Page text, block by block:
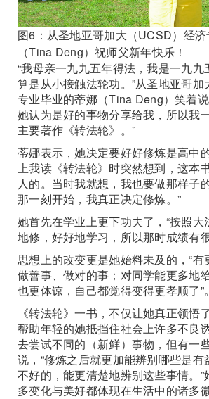
图6：从圣地亚哥加大（UCSD）经
（Tina Deng）祝师父新年快乐！
“我母亲一九九五年得法，我是一九
算是从小接触法轮功。”从圣地亚哥
专业毕业的蒂娜（Tina Deng）笑着
她认为是好的事物分享给我，所以我
主要著作《转法轮》。”
蒂娜表示，她决定要好好修炼是高中
上我读《转法轮》时突然想到，这本
人的。当时我就想，我也要做那样子
那一刻开始，我真正决定修炼。”
她首先在学业上更下功夫了，“按照
地修，好好地学习，所以那时成绩有很
思想上的改变更是她始料未及的，“
做善事、做对的事；对同学能更多地
也更体谅，自己都觉得变得更孝顺了”。
《转法轮》一书，不仅让她真正领悟
帮助年轻的她抵挡住社会上许多不良
去尝试不同的（新鲜）事物，但有一
说，“修炼之后就更加能辨别哪些是
不好的，能更清楚地辨别这些事情。
多变化与美好都体现在生活中的诸多